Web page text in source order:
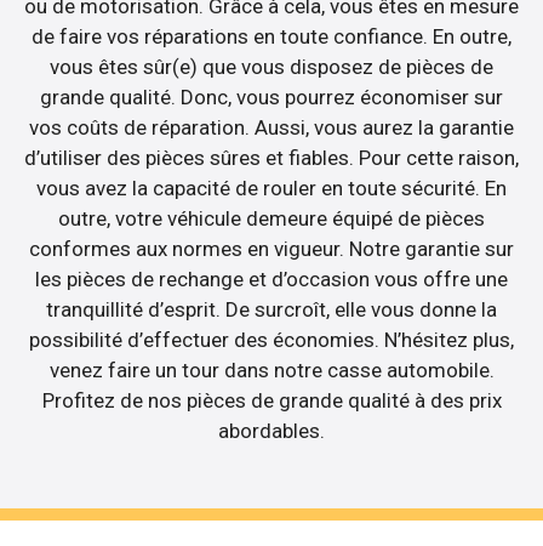
ou de motorisation. Grâce à cela, vous êtes en mesure
de faire vos réparations en toute confiance. En outre,
vous êtes sûr(e) que vous disposez de pièces de
grande qualité. Donc, vous pourrez économiser sur
vos coûts de réparation. Aussi, vous aurez la garantie
d’utiliser des pièces sûres et fiables. Pour cette raison,
vous avez la capacité de rouler en toute sécurité. En
outre, votre véhicule demeure équipé de pièces
conformes aux normes en vigueur. Notre garantie sur
les pièces de rechange et d’occasion vous offre une
tranquillité d’esprit. De surcroît, elle vous donne la
possibilité d’effectuer des économies. N’hésitez plus,
venez faire un tour dans notre casse automobile.
Profitez de nos pièces de grande qualité à des prix
abordables.